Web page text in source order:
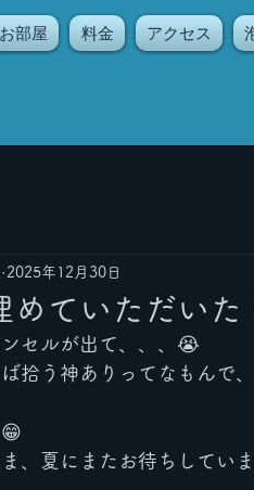
お部屋 料金 アクセス
めていただいた
2025年12月30日
セルが出て、、、😭
拾う神ありってなもんで
、夏にまたお待ちしてい